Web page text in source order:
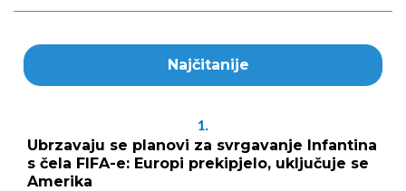
Najčitanije
1.
Ubrzavaju se planovi za svrgavanje Infantina
s čela FIFA-e: Europi prekipjelo, uključuje se
Amerika